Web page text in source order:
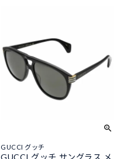
GUCCI グッチ
GUCCI グッチ サングラス メ